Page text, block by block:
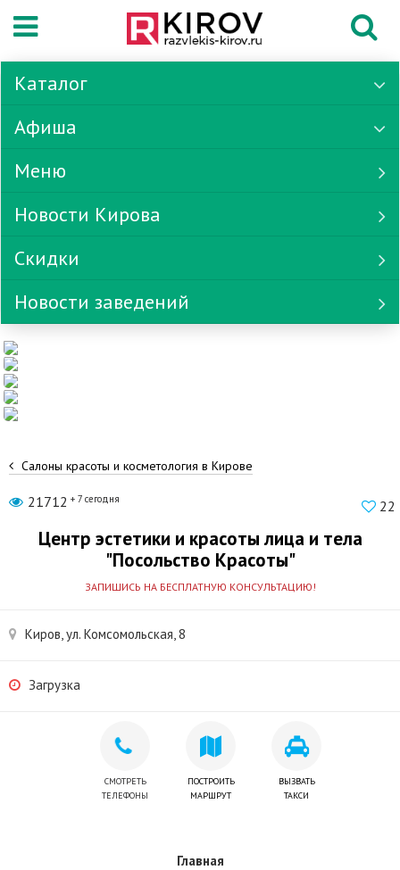
Каталог
Афиша
Меню
Новости Кирова
Скидки
Новости заведений
Салоны красоты и косметология в Кирове
21712 + 7 сегодня 22
Центр эстетики и красоты лица и тела
"Посольство Красоты"
ЗАПИШИСЬ НА БЕСПЛАТНУЮ КОНСУЛЬТАЦИЮ!
Киров, ул. Комсомольская, 8
Загрузка
СМОТРЕТЬ
ТЕЛЕФОНЫ
ПОСТРОИТЬ
МАРШРУТ
ВЫЗВАТЬ
ТАКСИ
Главная